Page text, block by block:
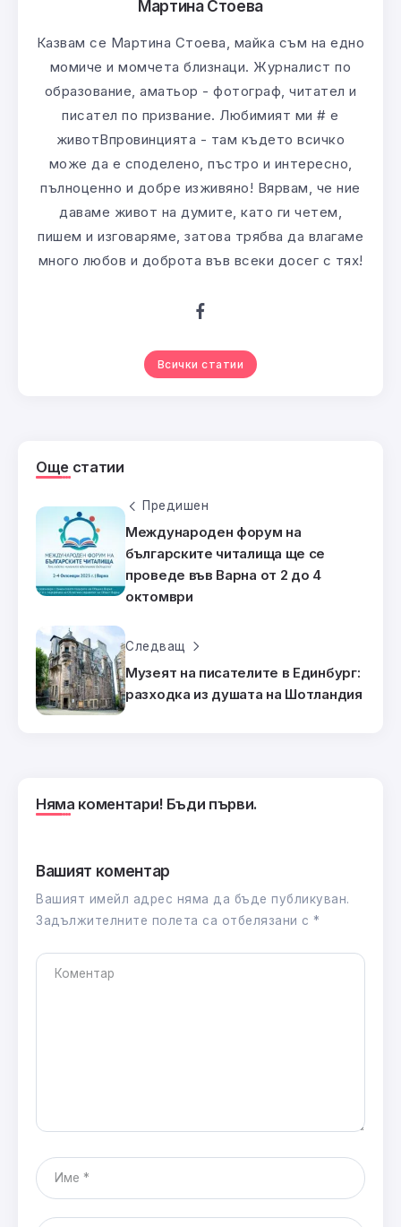
Мартина Стоева
Казвам се Мартина Стоева, майка съм на едно
момиче и момчета близнаци. Журналист по
образование, аматьор - фотограф, читател и
писател по призвание. Любимият ми # е
животВпровинцията - там където всичко
може да е споделено, пъстро и интересно,
пълноценно и добре изживяно! Вярвам, че ние
даваме живот на думите, като ги четем,
пишем и изговаряме, затова трябва да влагаме
много любов и доброта във всеки досег с тях!
Всички статии
Още статии
Предишен
Международен форум на
българските читалища ще се
проведе във Варна от 2 до 4
октомври
Следващ
Музеят на писателите в Единбург:
разходка из душата на Шотландия
Няма коментари! Бъди първи.
Вашият коментар
Вашият имейл адрес няма да бъде публикуван.
Задължителните полета са отбелязани с *